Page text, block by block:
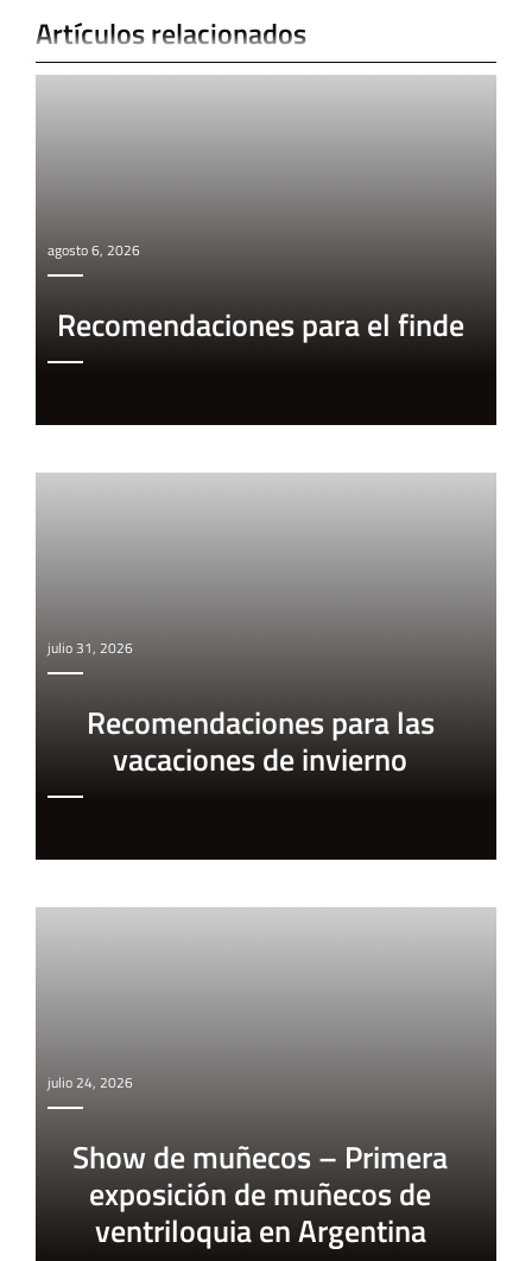
Artículos relacionados
agosto 6, 2026
Recomendaciones para el finde
julio 31, 2026
Recomendaciones para las
vacaciones de invierno
julio 24, 2026
Show de muñecos – Primera
exposición de muñecos de
ventriloquia en Argentina